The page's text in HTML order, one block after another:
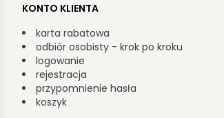
KONTO KLIENTA
karta rabatowa
odbiór osobisty - krok po kroku
logowanie
rejestracja
przypomnienie hasła
koszyk